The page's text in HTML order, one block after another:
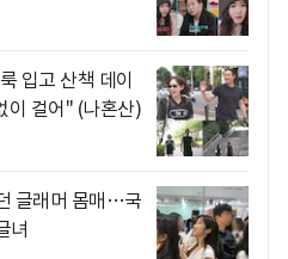
입고 산책 데이
이 걸어" (나혼산)
글래머 몸매…국
녀